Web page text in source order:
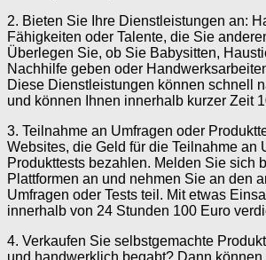
2. Bieten Sie Ihre Dienstleistungen an:
Fähigkeiten oder Talente, die Sie
Überlegen Sie, ob Sie Babysitten,
Nachhilfe geben oder
Diese Dienstleistungen können schnell
und können Ihnen innerhalb kurzer Zeit
3. Teilnahme an Umfragen oder
Websites, die Geld für die Teilnahme an
Produkttests bezahlen. Melden Sie sich
Plattformen an und nehmen Sie an den
Umfragen oder Tests teil. Mit etwas
innerhalb von 24 Stunden 100 Euro
4. Verkaufen Sie selbstgemachte
und handwerklich begabt? Dann